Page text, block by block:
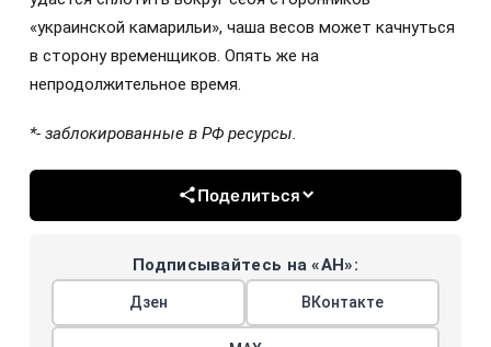
«украинской камарильи», чаша весов может качнуться
в сторону временщиков. Опять же на
непродолжительное время.
*- заблокированные в РФ ресурсы.
Поделиться
Подписывайтесь на «АН»:
Дзен ВКонтакте